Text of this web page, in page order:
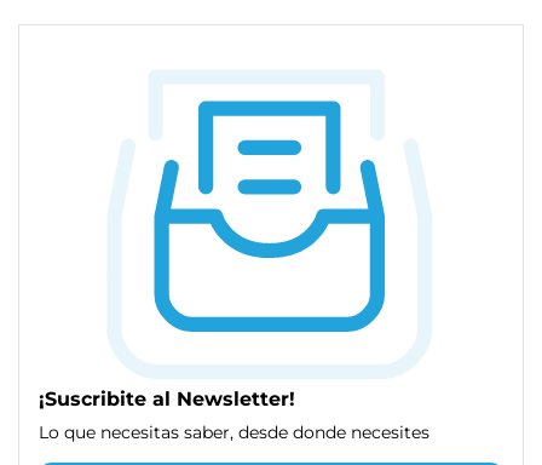
¡Suscribite al Newsletter!
Lo que necesitas saber, desde donde necesites